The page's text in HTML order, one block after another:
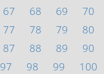
67 68 69
70
77 78 79
80
87 88 89
90
97 98 99
100